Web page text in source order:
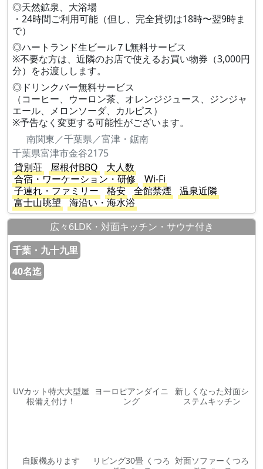
◎天然鉱泉、大浴場
・24時間ご利用可能（但し、完全貸切は18時〜翌9時ま
で）
◎ハートランド生ビール７L無料サービス
※不要な方は、近隣のお店で使えるお買い物券（3,000円
分）をお渡しします。
◎ドリンクバー無料サービス
（コーヒー、ウーロン茶、オレンジジュース、ジンジャ
エール、メロンソーダ、カルピス）
※予告なく変更する可能性がございます。
南関東／千葉県／富津・鋸南
千葉県富津市金谷2175
貸別荘
屋根付BBQ
大人数
合宿・ワーケーション・研修
Wi-Fi
子連れ・ファミリー
格安 全館禁煙
温泉近隣
富士山眺望
海沿い・海水浴
広々6LDK・対面キッチン・サウナ付き
千葉・九十九里
40名迄
UVカット特大大型屋
根備え付け！
ヨーロピアンダイニ
ング
新しくなった対面シ
ステムキッチン
自販機あります
リビング30畳 くつろ 対面ソファーくつろ